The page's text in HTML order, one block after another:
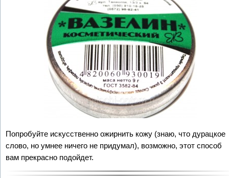
Попробуйте искусственно ожирнить кожу (знаю, что дурацкое
слово, но умнее ничего не придумал), возможно, этот способ
вам прекрасно подойдет.